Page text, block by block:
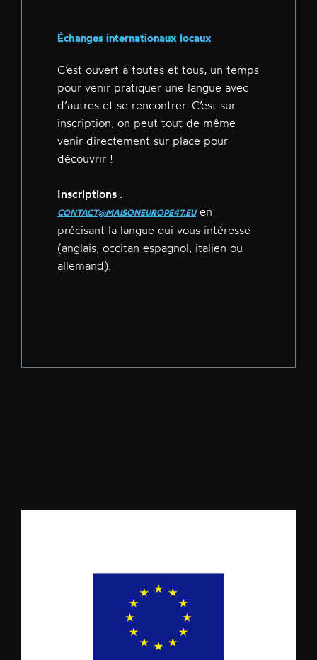
Échanges internationaux locaux
C’est ouvert à toutes et tous, un temps
pour venir pratiquer une langue avec
d’autres et se rencontrer. C’est sur
inscription, on peut tout de même
venir directement sur place pour
découvrir !
Inscriptions :
CONTACT@MAISONEUROPE47.EUen
précisant la langue qui vous intéresse
(anglais, occitan espagnol, italien ou
allemand).